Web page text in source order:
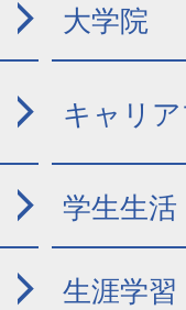
大学院
キャリ
学生生活
生涯学習